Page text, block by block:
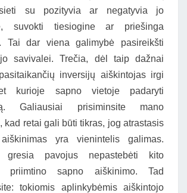
su pozityvia ar negatyvia jo
suvokti tiesiogine ar priešinga
Tai dar viena galimybė pasireikšti
savivalei. Trečia, dėl taip dažnai
inversijų aiškintojas irgi
kurioje sapno vietoje padaryti
Galiausiai prisiminsite mano
kad retai gali būti tikras, jog atrastasis
yra vienintelis galimas.
gresia pavojus nepastebėti kito
priimtino sapno aiškinimo. Tad
tokiomis aplinkybėmis aiškintojo